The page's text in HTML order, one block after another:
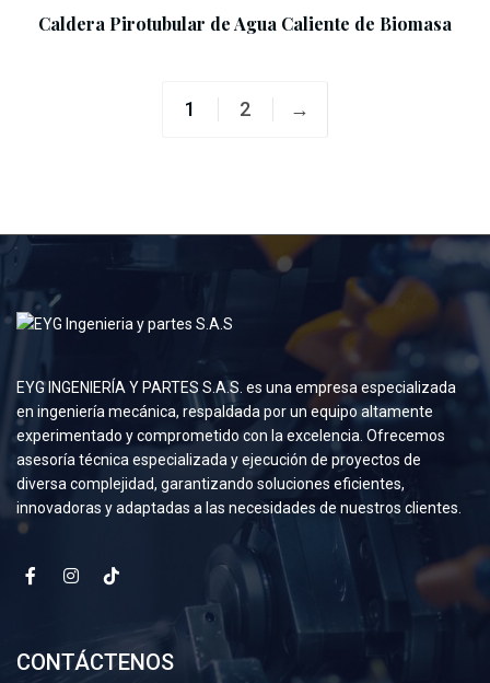
Caldera Pirotubular de Agua Caliente de Biomasa
1 2 →
EYG INGENIERÍA Y PARTES S.A.S. es una empresa especializada
en ingeniería mecánica, respaldada por un equipo altamente
experimentado y comprometido con la excelencia. Ofrecemos
asesoría técnica especializada y ejecución de proyectos de
diversa complejidad, garantizando soluciones eficientes,
innovadoras y adaptadas a las necesidades de nuestros clientes.
CONTÁCTENOS